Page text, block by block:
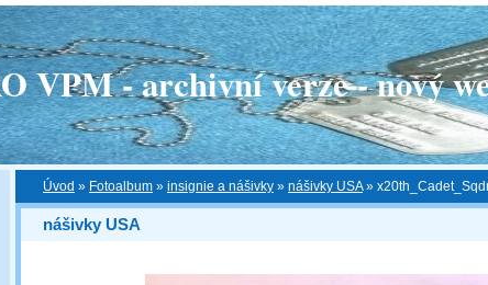
VPM - archivní verze - nový
Úvod » Fotoalbum » insignie a nášivky » nášivky USA»
nášivky USA